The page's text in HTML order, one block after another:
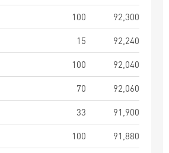
100
92,300
15
92,240
100
92,040
70
92,060
33
91,900
100
91,880